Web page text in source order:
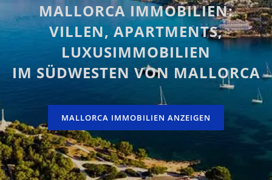
MALLORCA IMMOBILIEN:
VILLEN, APARTMENTS,
LUXUSIMMOBILIEN
IM SÜDWESTEN VON MALLORCA
MALLORCA IMMOBILIEN ANZEIGEN